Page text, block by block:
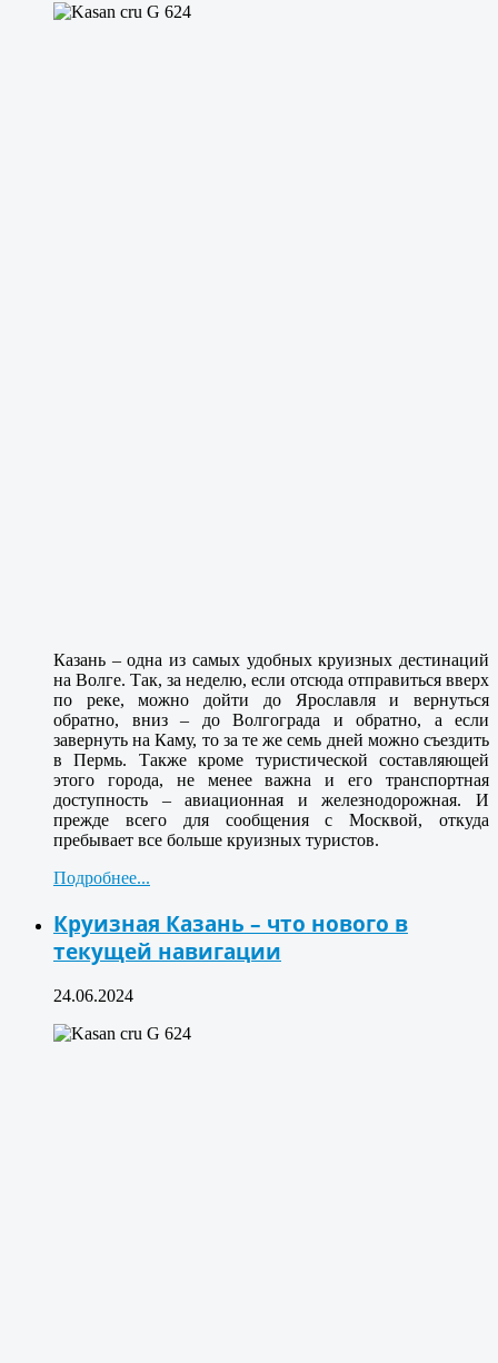
Казань – одна из самых удобных круизных дестинаций
на Волге. Так, за неделю, если отсюда отправиться вверх
по реке, можно дойти до Ярославля и вернуться
обратно, вниз – до Волгограда и обратно, а если
завернуть на Каму, то за те же семь дней можно съездить
в Пермь. Также кроме туристической составляющей
этого города, не менее важна и его транспортная
доступность – авиационная и железнодорожная. И
прежде всего для сообщения с Москвой, откуда
пребывает все больше круизных туристов.
Подробнее...
Круизная Казань – что нового в
текущей навигации
24.06.2024